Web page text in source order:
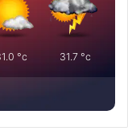
°c 31.7°c